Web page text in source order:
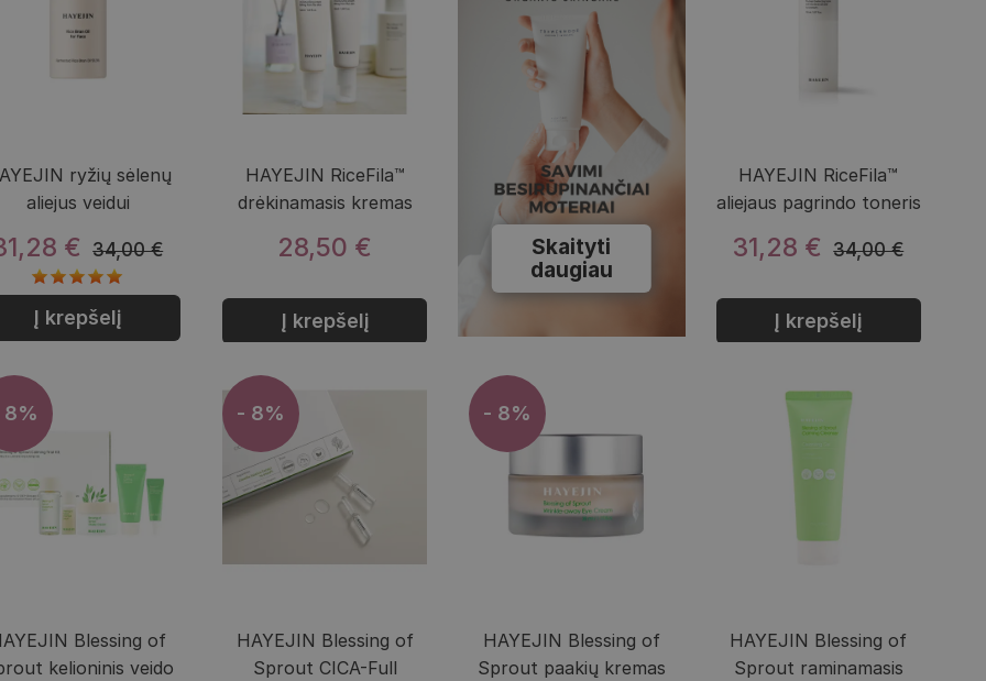
ryžių sėlenų
aliejus veidui
€ 34,00 €
Į krepšelį
HAYEJIN RiceFila™
drėkinamasis kremas
28,50 €
Į krepšelį
Skaityti
daugiau
HAYEJIN RiceFila™
aliejaus pagrindo toneris
31,28 € 34,00 €
Į krepšelį
Blessing of
kelioninis veido
HAYEJIN Blessing of
Sprout CICA-Full
- 8%
HAYEJIN Blessing of
Sprout paakių kremas
- 8%
HAYEJIN Blessing of
Sprout raminamasis